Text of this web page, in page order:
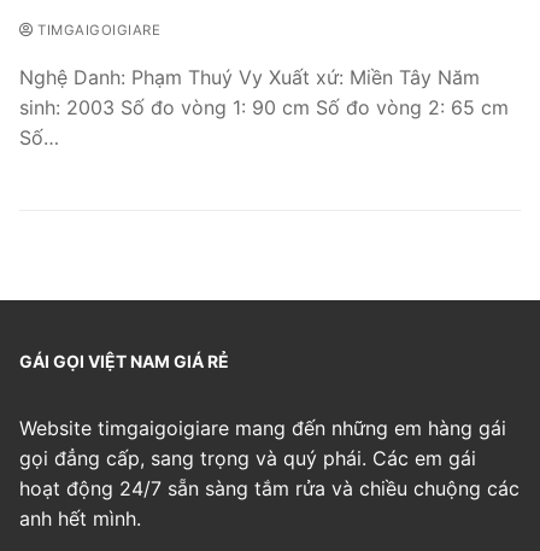
TIMGAIGOIGIARE
Nghệ Danh: Phạm Thuý Vy Xuất xứ: Miền Tây Năm
sinh: 2003 Số đo vòng 1: 90 cm Số đo vòng 2: 65 cm
Số…
GÁI GỌI VIỆT NAM GIÁ RẺ
Website timgaigoigiare mang đến những em hàng gái
gọi đẳng cấp, sang trọng và quý phái. Các em gái
hoạt động 24/7 sẵn sàng tắm rửa và chiều chuộng các
anh hết mình.